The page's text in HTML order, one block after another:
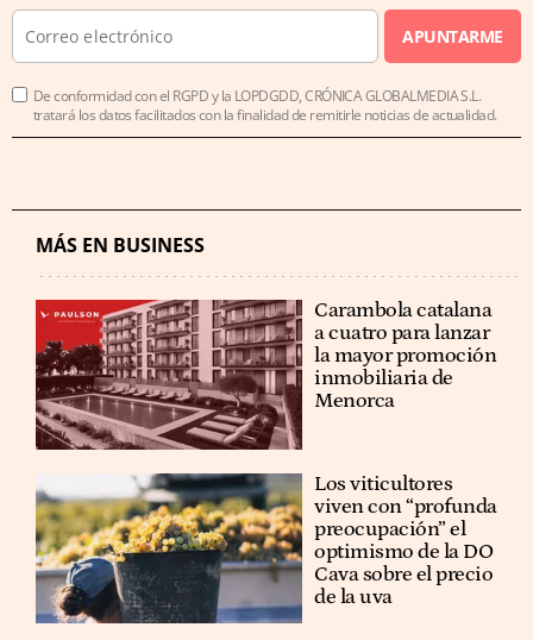
APUNTARME
De conformidad con el RGPD y la LOPDGDD, CRÓNICA GLOBALMEDIA S.L.
tratará los datos facilitados con la finalidad de remitirle noticias de actualidad.
MÁS EN BUSINESS
Carambola catalana
a cuatro para lanzar
la mayor promoción
inmobiliaria de
Menorca
Los viticultores
viven con “profunda
preocupación” el
optimismo de la DO
Cava sobre el precio
de la uva